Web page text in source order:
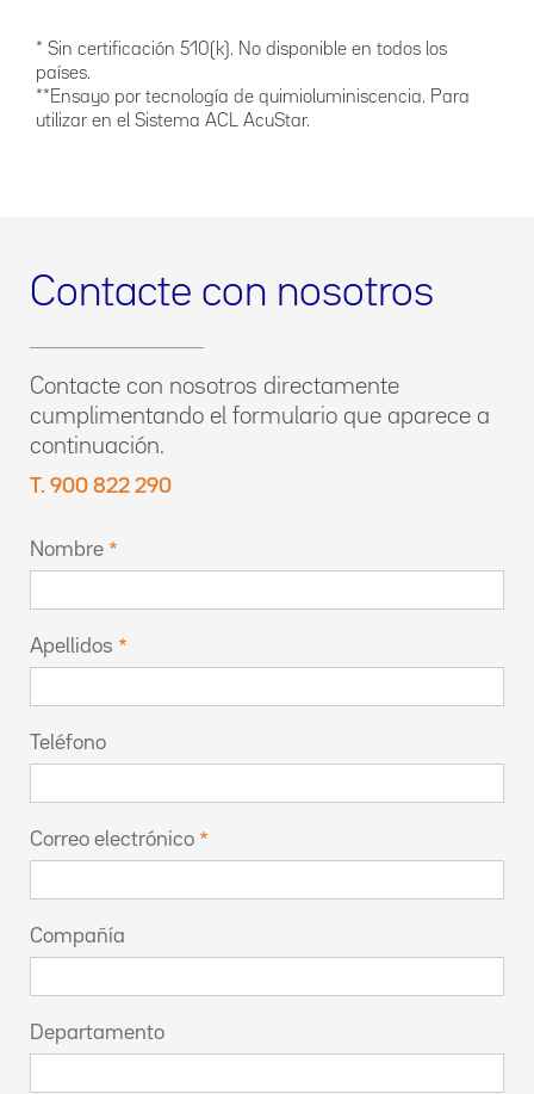
* Sin certificación 510(k). No disponible en todos los
países.
**Ensayo por tecnología de quimioluminiscencia. Para
utilizar en el Sistema ACL AcuStar.
Contacte con nosotros
Contacte con nosotros directamente
cumplimentando el formulario que aparece a
continuación.
T. 900 822 290
Nombre
Apellidos
Teléfono
Correo electrónico
Compañía
Departamento